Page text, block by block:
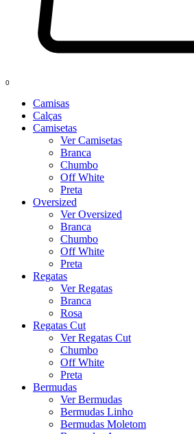
0
Camisas
Calças
Camisetas
Ver Camisetas
Branca
Chumbo
Off White
Preta
Oversized
Ver Oversized
Branca
Chumbo
Off White
Preta
Regatas
Ver Regatas
Branca
Rosa
Regatas Cut
Ver Regatas Cut
Chumbo
Off White
Preta
Bermudas
Ver Bermudas
Bermudas Linho
Bermudas Moletom